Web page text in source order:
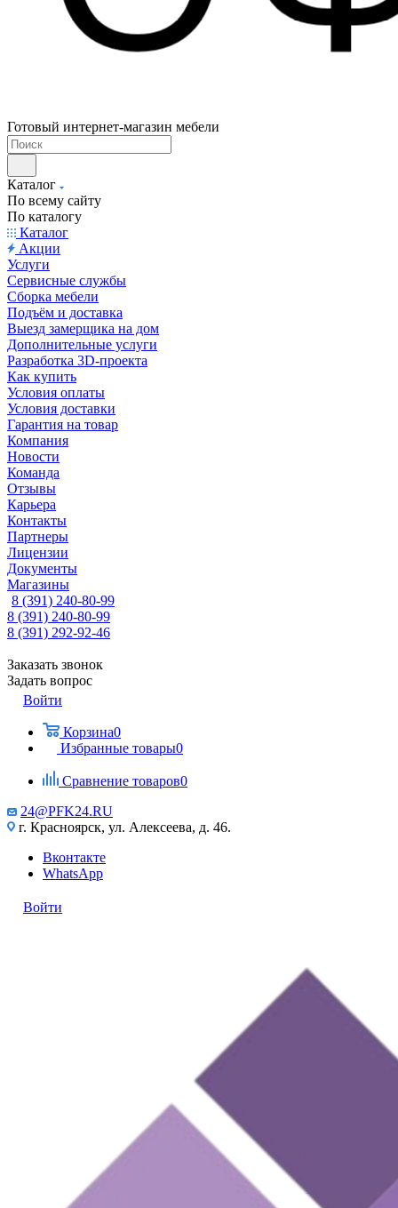
Готовый интернет-магазин мебели
Каталог
По всему сайту
По каталогу
Каталог
Акции
Услуги
Сервисные службы
Сборка мебели
Подъём и доставка
Выезд замерщика на дом
Дополнительные услуги
Разработка 3D-проекта
Как купить
Условия оплаты
Условия доставки
Гарантия на товар
Компания
Новости
Команда
Отзывы
Карьера
Контакты
Партнеры
Лицензии
Документы
Магазины
8 (391) 240-80-99
8 (391) 240-80-99
8 (391) 292-92-46
Заказать звонок
Задать вопрос
Войти
Корзина0
Избранные товары0
Сравнение товаров0
24@PFK24.RU
г. Красноярск, ул. Алексеева, д. 46.
Вконтакте
WhatsApp
Войти